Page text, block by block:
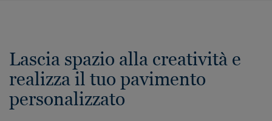
Lascia spazio alla creatività e
realizza il tuo pavimento
personalizzato